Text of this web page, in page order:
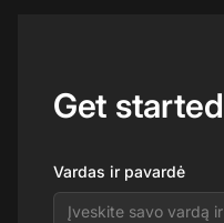
Get
Vardas ir pavardė